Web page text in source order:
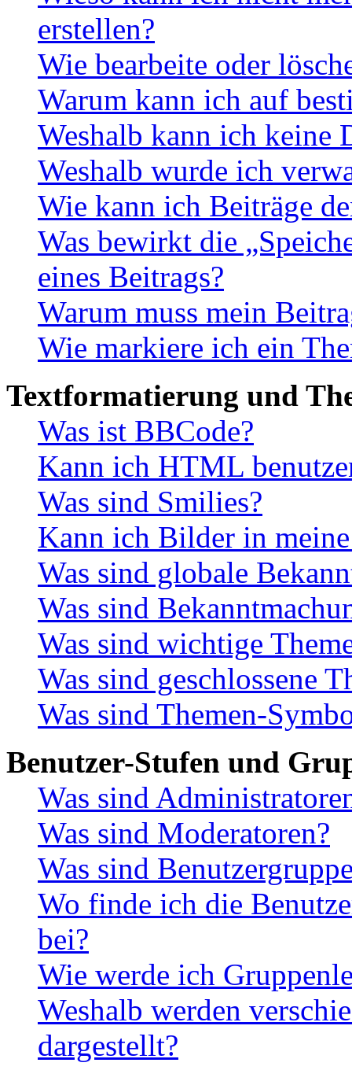
erstellen?
Wie bearbeite oder
Warum kann ich auf
Weshalb kann ich keine
Weshalb wurde ich
Wie kann ich Beiträge
Was bewirkt die
eines Beitrags?
Warum muss mein
Wie markiere ich ein
Textformatierung und
Was ist BBCode?
Kann ich HTML
Was sind Smilies?
Kann ich Bilder in
Was sind globale
Was sind
Was sind wichtige
Was sind geschlossene
Was sind Themen-
Benutzer-Stufen und
Was sind
Was sind Moderatoren?
Was sind
Wo finde ich die
bei?
Wie werde ich
Weshalb werden
dargestellt?